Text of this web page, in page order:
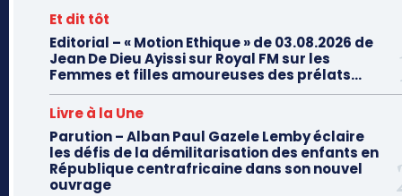
Et dit tôt
Editorial – « Motion Ethique » de 03.08.2026 de
Jean De Dieu Ayissi sur Royal FM sur les
Femmes et filles amoureuses des prélats...
Livre à la Une
Parution – Alban Paul Gazele Lemby éclaire
les défis de la démilitarisation des enfants en
République centrafricaine dans son nouvel
ouvrage